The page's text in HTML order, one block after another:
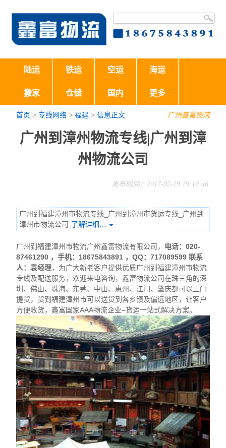
陆运 铁运 空运 海运
搬家 仓储 国内 更多
广州鑫富物流
首页 >专线网络 >福建 >信息正文
广州到漳州物流专线|广州到漳
州物流公司
发布时间：2017-02-19 19:10:46
广州到福建漳州市物流专线_广州到漳州市货运专线_广州到
漳州市物流公司 了解详细…
广州到福建漳州市物流广州鑫富物流有限公司， 电话：020-
87461290 ，手机：18675843891 ，QQ：717089599 联系
人：袁经理，为广大新老客户提供优质广州到福建漳州市物流
专线及配送服务，欢迎来电咨询，鑫富物流公司在珠三角的深
圳、佛山、珠海、东莞、中山、惠州、江门、肇庆都可以上门
提货，货到福建漳州市可以送货到各乡镇及偏远地区，让客户
方便收货，鑫富国家AAA物流企业–货运一站式解决方案。